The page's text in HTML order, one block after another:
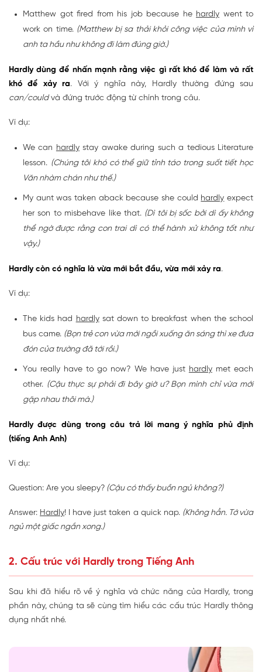
Matthew got fired from his job because he hardly went to
work on time. (Matthew bị sa thải khỏi công việc của mình vì
anh ta hầu như không đi làm đúng giờ.)
Hardly dùng để nhấn mạnh rằng việc gì rất khó để làm và rất
khó để xảy ra. Với ý nghĩa này, Hardly thường đứng sau
can/couldvà đứng trước động từ chính trong câu.
Ví dụ:
We can hardlystay awake during such a tedious Literature
lesson. (Chúng tôi khó có thể giữ tỉnh táo trong suốt tiết học
Văn nhàm chán như thế.)
My aunt was taken aback because she could hardly expect
her son to misbehave like that. (Dì tôi bị sốc bởi dì ấy không
thể ngờ được rằng con trai dì có thể hành xử không tốt như
vậy.)
Hardly còn có nghĩa là vừa mới bắt đầu, vừa mới xảy ra.
Ví dụ:
The kids had hardlysat down to breakfast when the school
bus came. (Bọn trẻ con vừa mới ngồi xuống ăn sáng thì xe đưa
đón của trường đã tới rồi.)
You really have to go now? We have just hardlymet each
other. (Cậu thực sự phải đi bây giờ ư? Bọn mình chỉ vừa mới
gặp nhau thôi mà.)
Hardly được dùng trong câu trả lời mang ý nghĩa phủ định
(tiếng Anh Anh)
Ví dụ:
Question: Are you sleepy? (Cậu có thấy buồn ngủ không?)
Answer: Hardly! I have just taken a quick nap. (Không hẳn. Tớ vừa
ngủ một giấc ngắn xong.)
2. Cấu trúc với Hardly trong Tiếng Anh
Sau khi đã hiểu rõ về ý nghĩa và chức năng của Hardly, trong
phần này, chúng ta sẽ cùng tìm hiểu các cấu trúc Hardly thông
dụng nhất nhé.